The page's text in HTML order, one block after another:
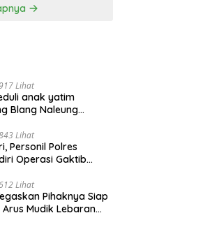
Tangerang
Lihat
anak yatim
Blang Naleung
Lihat
Personil Polres
Operasi Gaktib
Lihat
Pihaknya Siap
Mudik Lebaran